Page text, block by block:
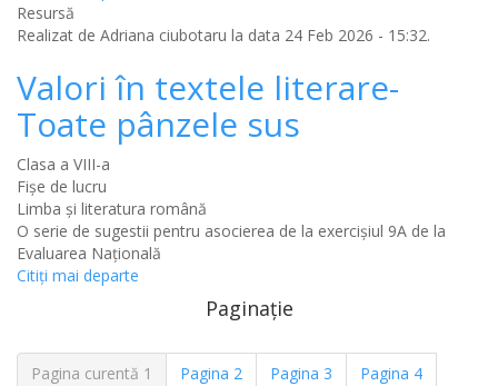
Resursă
Realizat de Adriana ciubotaru la data 24 Feb 2026 - 15:32.
Valori în textele literare-
Toate pânzele sus
Clasa a VIII-a
Fișe de lucru
Limba şi literatura română
O serie de sugestii pentru asocierea de la exercişiul 9A de la
Evaluarea Naţională
Citiţi mai departe
Paginație
Pagina curentă 1 Pagina 2 Pagina 3 Pagina 4